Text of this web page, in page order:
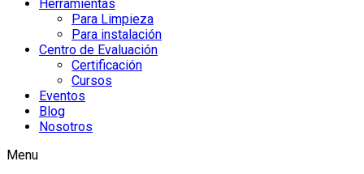
Herramientas
Para Limpieza
Para instalación
Centro de Evaluación
Certificación
Cursos
Eventos
Blog
Nosotros
Menu